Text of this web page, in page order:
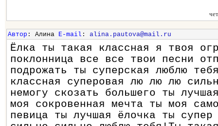
Автор : Алина E-mail : alina.pautova@mail.ru
Ёлка ты такая классная я твоя
поклонница все все твои песни
подрожать ты суперская люблю
классная суперовая лю лю лю
немогу скозать большего ты
моя сокровенная мечта ты моя
певица ты лучшая ёлочка ты супер